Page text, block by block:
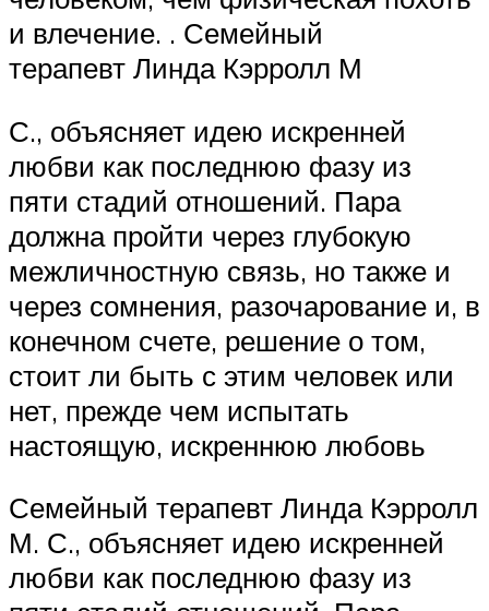
и влечение. . Семейный
терапевт Линда Кэрролл М
С., объясняет идею искренней
любви как последнюю фазу из
пяти стадий отношений. Пара
должна пройти через глубокую
межличностную связь, но также и
через сомнения, разочарование и, в
конечном счете, решение о том,
стоит ли быть с этим человек или
нет, прежде чем испытать
настоящую, искреннюю любовь
Семейный терапевт Линда Кэрролл
М. С., объясняет идею искренней
любви как последнюю фазу из